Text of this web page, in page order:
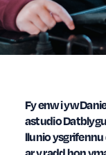
Fy enw i yw
astudio
llunio